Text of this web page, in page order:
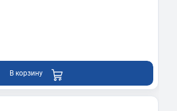
В корзину